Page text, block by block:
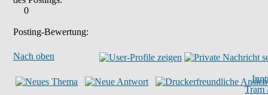
0
Posting-Bewertung:
Nach oben
Tram